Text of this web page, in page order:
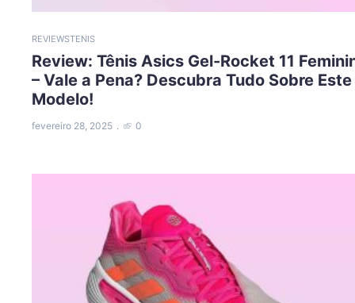
REVIEWSTENIS
Review: Tênis Asics Gel-Rocket 11
– Vale a Pena? Descubra Tudo Sobre Este
Modelo!
fevereiro 28, 2025 0